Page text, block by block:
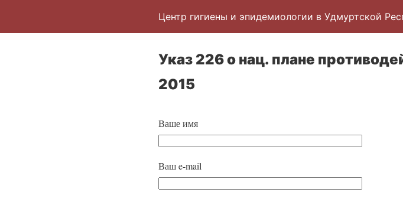
Центр гигиены и эпидемиологии в Удмуртской
Указ 226 о нац. плане
2015
Ваше имя
Ваш e-mail